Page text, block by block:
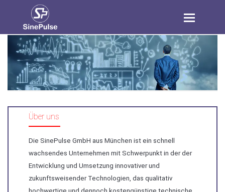
Toggle
navigation
Über uns
Die SinePulse GmbH aus München ist ein schnell
wachsendes Unternehmen mit Schwerpunkt in der der
Entwicklung und Umsetzung innovativer und
zukunftsweisender Technologien, das qualitativ